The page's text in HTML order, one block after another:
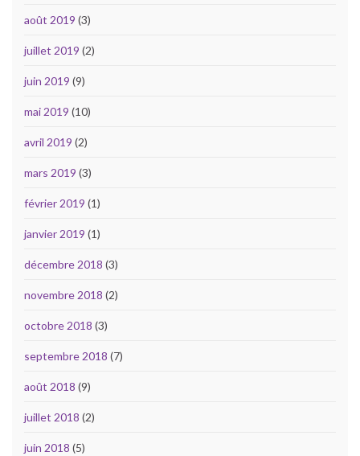
août 2019 (3)
juillet 2019 (2)
juin 2019 (9)
mai 2019 (10)
avril 2019 (2)
mars 2019 (3)
février 2019 (1)
janvier 2019 (1)
décembre 2018 (3)
novembre 2018 (2)
octobre 2018 (3)
septembre 2018 (7)
août 2018 (9)
juillet 2018 (2)
juin 2018 (5)